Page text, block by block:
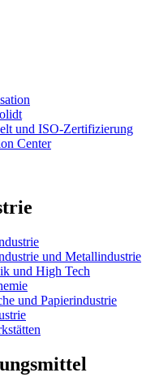
und ISO-Zertifizierung
Center
und Metallindustrie
und High Tech
und Papierindustrie